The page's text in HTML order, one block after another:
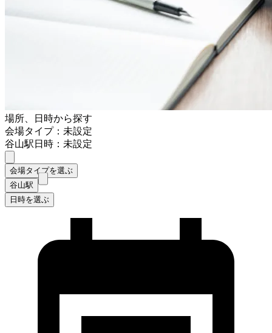
場所、日時から探す
会場タイプ：未設定
谷山駅日時：未設定
会場タイプを選ぶ
谷山駅
日時を選ぶ